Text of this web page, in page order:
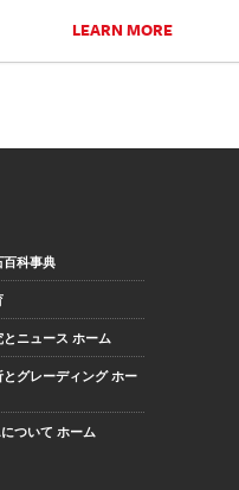
LEARN MORE
百科事典
とニュース ホーム
とグレーディング ホー
ついて ホーム